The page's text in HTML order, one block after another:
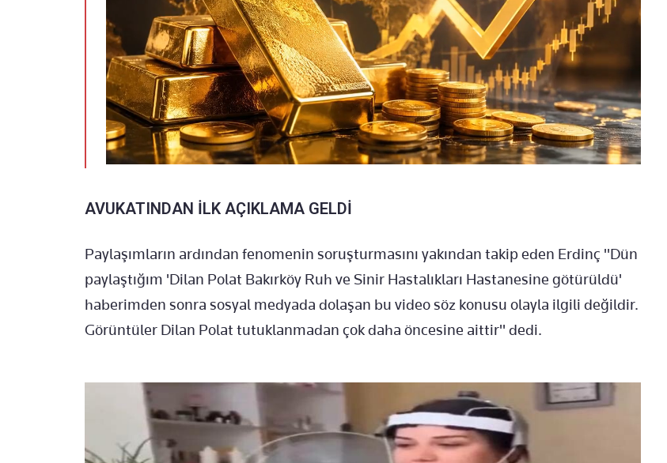
AVUKATINDAN İLK AÇIKLAMA GELDİ
Paylaşımların ardından fenomenin soruşturmasını yakından takip eden Erdinç "Dün
paylaştığım 'Dilan Polat Bakırköy Ruh ve Sinir Hastalıkları Hastanesine götürüldü'
haberimden sonra sosyal medyada dolaşan bu video söz konusu olayla ilgili değildir.
Görüntüler Dilan Polat tutuklanmadan çok daha öncesine aittir" dedi.